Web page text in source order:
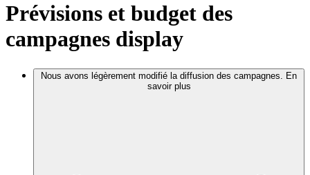
Prévisions et budget des
campagnes display
Nous avons légèrement modifié la diffusion des campagnes. En
savoir plus